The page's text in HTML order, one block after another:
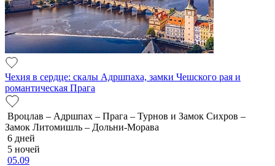
Чехия в сердце: скалы Адршпаха, замки Чешского рая и
романтическая Прага
Вроцлав – Адршпах – Прага – Турнов и Замок Сихров –
Замок Литомишль – Дольни-Морава
6 дней
5 ночей
05.09